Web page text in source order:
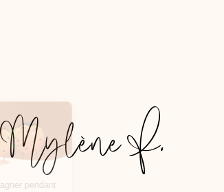
Mylène F.